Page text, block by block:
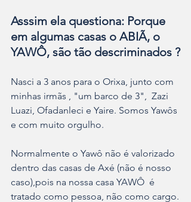
Asssim ela questiona: Porque
em algumas casas o ABIÃ, o
YAWÔ, são tão descriminados ?
Nasci a 3 anos para o Orixa, junto com
minhas irmãs , "um barco de 3",  Zazi
Luazi, Ofadanleci e Yaire. Somos Yawôs
e com muito orgulho.
Normalmente o Yawô não é valorizado
dentro das casas de Axé (não é nosso
caso),pois na nossa casa YAWÔ  é
tratado como pessoa, não como cargo.